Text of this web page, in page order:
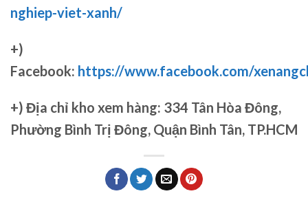
nghiep-viet-xanh/
+)
Facebook: https://www.facebook.com/
+) Địa chỉ kho xem hàng: 334 Tân Hòa Đông,
Phường Bình Trị Đông, Quận Bình Tân, TP.HCM